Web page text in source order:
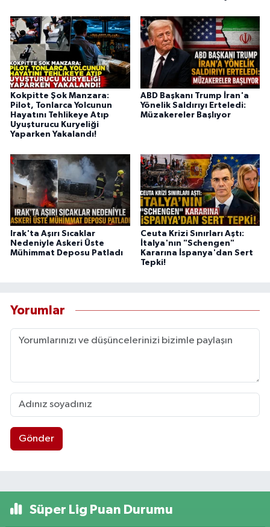
Kokpitte Şok Manzara:
Pilot, Tonlarca Yolcunun
Hayatını Tehlikeye Atıp
Uyuşturucu Kuryeliği
Yaparken Yakalandı!
ABD Başkanı Trump İran'a
Yönelik Saldırıyı Erteledi:
Müzakereler Başlıyor
Irak'ta Aşırı Sıcaklar
Nedeniyle Askeri Üste
Mühimmat Deposu Patladı
Ceuta Krizi Sınırları Aştı:
İtalya'nın "Schengen"
Kararına İspanya'dan Sert
Tepki!
Yorumlar
Gönder
Süper Lig Puan Durumu